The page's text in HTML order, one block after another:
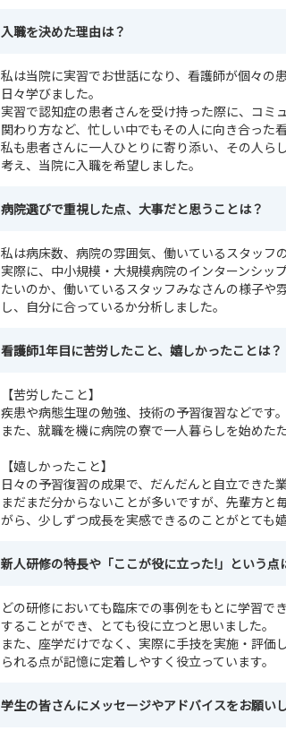
入職を決めた理由は？
私は当院に実習でお世話になり、看護師が個々の
日々学びました。
実習で認知症の患者さんを受け持った際に、コミ
関わり方など、忙しい中でもその人に向き合った
私も患者さんに一人ひとりに寄り添い、その人ら
考え、当院に入職を希望しました。
病院選びで重視した点、大事だと思うことは？
私は病床数、病院の雰囲気、働いているスタッフ
実際に、中小規模・大規模病院のインターンシッ
たいのか、働いているスタッフみなさんの様子
し、自分に合っているか分析しました。
看護師1年目に苦労したこと、嬉しかったことは？
【苦労したこと】
疾患や病態生理の勉強、技術の予習復習などです。
また、就職を機に病院の寮で一人暮らしを始めた
【嬉しかったこと】
日々の予習復習の成果で、だんだんと自立できた
まだまだ分からないことが多いですが、先輩方と
がら、少しずつ成長を実感できるのことがとても嬉
新人研修の特長や「ここが役に立った!」という点
どの研修においても臨床での事例をもとに学習で
することができ、とても役に立つと思いました。
また、座学だけでなく、実際に手技を実施・評価
られる点が記憶に定着しやすく役立っています。
学生の皆さんにメッセージやアドバイスをお願い